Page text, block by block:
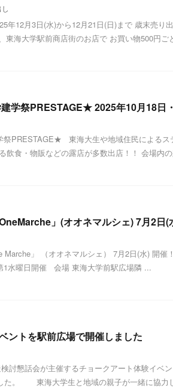
年12月3日(水)から12月21日(日)まで 歳末売
東海大学駅前商店街のお店で お買い物500円ご
学祭PRESTAGE★ 2025年10月18日
祭PRESTAGE★ 東海大生や地域住民によるス
飲食・物販などの露店が多数出店！！ 会場内
」(オオネマルシェ) 7月2日(
Marche」 （オオネマルシェ） 7月2日(水) 開
1水曜日開催 会場 東海大学前駅広場隣 ...
ントを駅前広場で開催しました
討懇話会が主催するチョークアート体験イベ
た。 東海大学生と地域の親子が一緒に協力